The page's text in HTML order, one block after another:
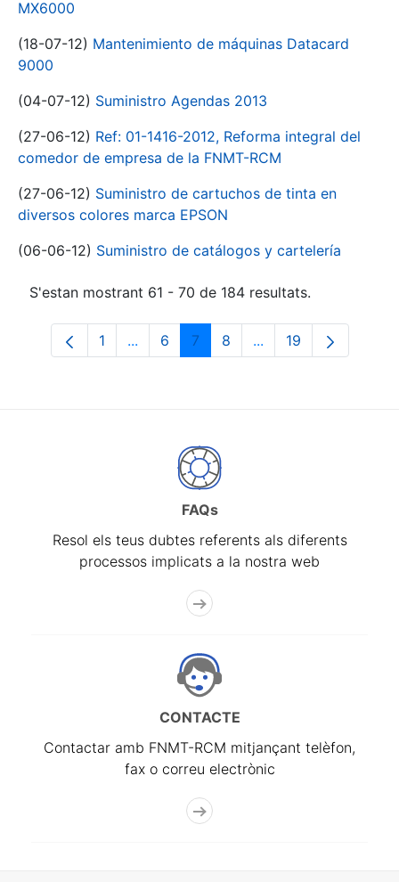
MX6000
(18-07-12) Mantenimiento de máquinas Datacard
9000
(04-07-12) Suministro Agendas 2013
(27-06-12) Ref: 01-1416-2012, Reforma integral del
comedor de empresa de la FNMT-RCM
(27-06-12) Suministro de cartuchos de tinta en
diversos colores marca EPSON
(06-06-12) Suministro de catálogos y cartelería
S'estan mostrant 61 - 70 de 184 resultats.
Pàgina
1 ...Pàgines intermèdies Utilitzeu TAB per
Pàgina
6 Pàgina
7 Pàgina
8 ...PàginesPàgina
19
FAQs
Resol els teus dubtes referents als diferents
processos implicats a la nostra web
CONTACTE
Contactar amb FNMT-RCM mitjançant telèfon,
fax o correu electrònic